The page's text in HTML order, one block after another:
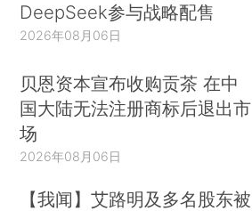
DeepSeek参与战略配售
2026年08月06日
贝恩资本宣布收购贡茶 在中
国大陆无法注册商标后退出市
场
2026年08月06日
【我闻】艾路明及多名股东被